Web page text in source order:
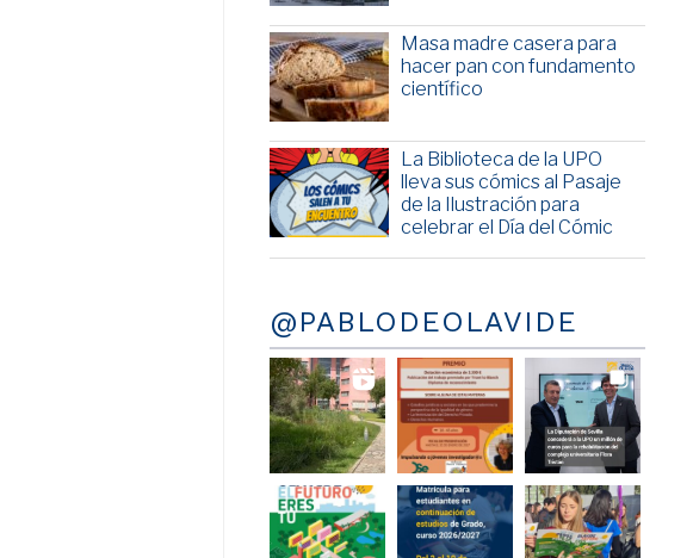
Masa madre casera para
hacer pan con fundamento
científico
La Biblioteca de la UPO
lleva sus cómics al Pasaje
de la Ilustración para
celebrar el Día del Cómic
@PABLODEOLAVIDE